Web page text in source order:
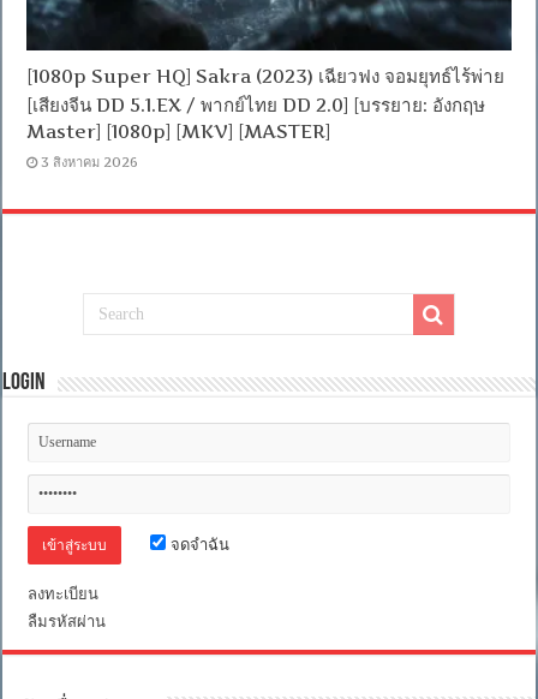
[1080p Super HQ] Sakra (2023) เฉียวฟง จอมยุทธ์ไร้พ่าย
[เสียงจีน DD 5.1.EX / พากย์ไทย DD 2.0] [บรรยาย: อังกฤษ
Master] [1080p] [MKV] [MASTER]
3 สิงหาคม 2026
Login
จดจำฉัน
ลงทะเบียน
ลืมรหัสผ่าน